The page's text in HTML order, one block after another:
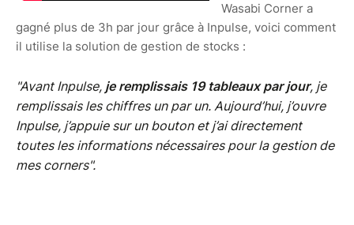
Wasabi Corner a
gagné plus de 3h par jour grâce à Inpulse, voici comment
il utilise la solution de gestion de stocks :
"Avant Inpulse, je remplissais 19 tableaux par jour, je
remplissais les chiffres un par un. Aujourd’hui, j’ouvre
Inpulse, j’appuie sur un bouton et j’ai directement
toutes les informations nécessaires pour la gestion de
mes corners".